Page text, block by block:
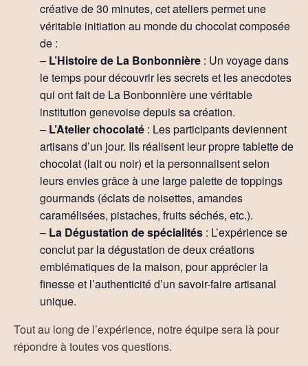
créative de 30 minutes, cet ateliers permet une
véritable initiation au monde du chocolat composée
de :
– L’Histoire de La Bonbonnière : Un voyage dans
le temps pour découvrir les secrets et les anecdotes
qui ont fait de La Bonbonnière une véritable
institution genevoise depuis sa création.
– L’Atelier chocolaté : Les participants deviennent
artisans d’un jour. Ils réalisent leur propre tablette de
chocolat (lait ou noir) et la personnalisent selon
leurs envies grâce à une large palette de toppings
gourmands (éclats de noisettes, amandes
caramélisées, pistaches, fruits séchés, etc.).
– La Dégustation de spécialités : L’expérience se
conclut par la dégustation de deux créations
emblématiques de la maison, pour apprécier la
finesse et l’authenticité d’un savoir-faire artisanal
unique.
Tout au long de l’expérience, notre équipe sera là pour
répondre à toutes vos questions.